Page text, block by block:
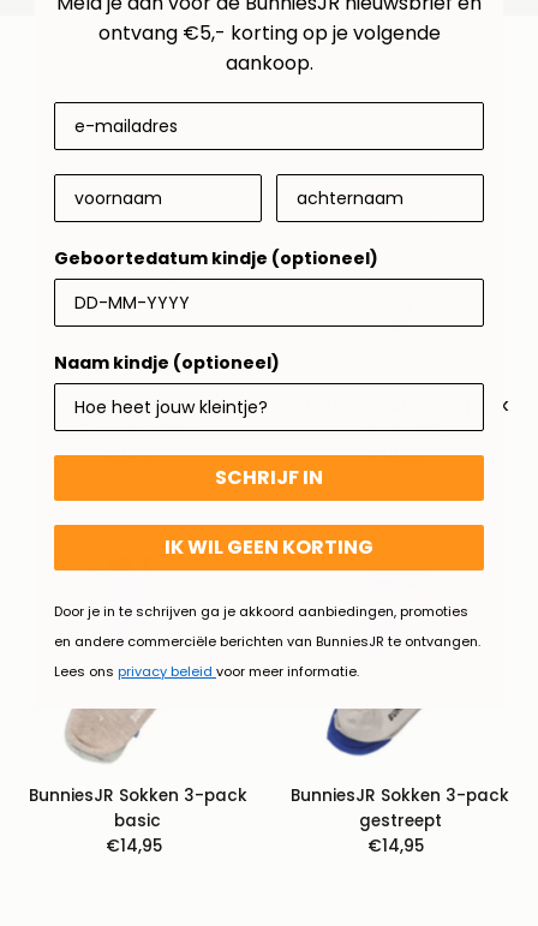
BunniesJR Glittersokken
3-pack glitter
Normale
€14,95
BunniesJR Sokken 3-pack
gestreept
Normale
€14,95
BunniesJR Sokken 3-pack
basic
Normale
€14,95
BunniesJR Sokken 3-pack
gestreept
Normale
€14,95
ontvang €5,- korting op je volgende
aankoop.
Geboortedatum kindje (optioneel)
Naam kindje (optioneel)
SCHRIJF IN
IK WIL GEEN KORTING
Door je in te schrijven ga je akkoord aanbiedingen, promoties
en andere commerciële berichten van BunniesJR te ontvangen.
Lees ons privacy beleid voor meer informatie.